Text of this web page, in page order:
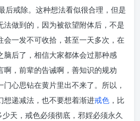
后戒除。这种想法看似很合理，但是
法做到的，因为被欲望附体后，不是
会一发不可收拾，甚至一天多次，在
脑后了，相信大家都体会过那种感
啊，前辈的告诫啊，善知识的规劝
心思钻在黄片里出不来了。所以，
想递减法，也不要想着渐进戒色 ，比
天，戒色必须彻底，邪婬必须永久